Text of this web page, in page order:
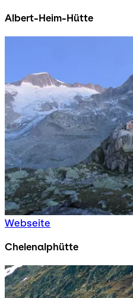
Albert-Heim-Hütte
Webseite
Chelenalphütte